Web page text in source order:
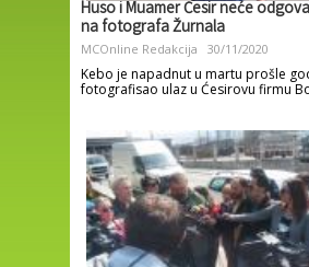
Huso i Muamer Ćesir neće
na fotografa Žurnala
MCOnline Redakcija 30/11/2020
Kebo je napadnut u martu prošle
fotografisao ulaz u Ćesirovu firmu